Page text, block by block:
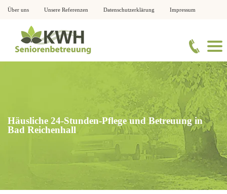
Über uns Unsere Referenzen Datenschutzerklärung Impressum
Häusliche 24-Stunden-Pflege und Betreuung in
Bad Reichenhall